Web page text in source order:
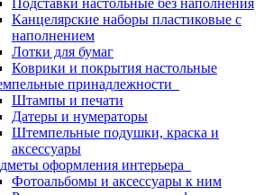
Подставки настольные без наполнения
Канцелярские наборы пластиковые с
наполнением
Лотки для бумаг
Коврики и покрытия настольные
принадлежности
Штампы и печати
Датеры и нумераторы
Штемпельные подушки, краска и
аксессуары
оформления интерьера
Фотоальбомы и аксессуары к ним